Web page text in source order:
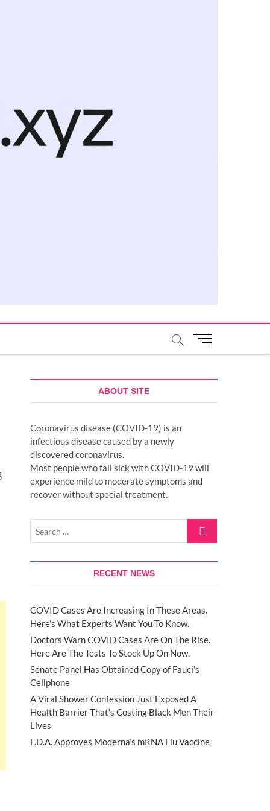
M
u
u
ABOUT SITE
Coronavirus disease (COVID-19) is an
infectious disease caused by a newly
discovered coronavirus.
Most people who fall sick with COVID-19 will
experience mild to moderate symptoms and
recover without special treatment.
Search
RECENT NEWS
COVID Cases Are Increasing In These Areas.
Here’s What Experts Want You To Know.
Doctors Warn COVID Cases Are On The Rise.
Here Are The Tests To Stock Up On Now.
Senate Panel Has Obtained Copy of Fauci’s
Cellphone
A Viral Shower Confession Just Exposed A
Health Barrier That’s Costing Black Men Their
Lives
F.D.A. Approves Moderna’s mRNA Flu Vaccine